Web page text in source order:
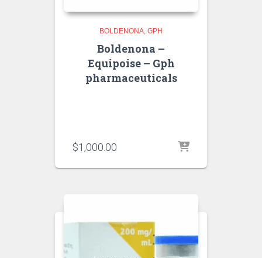
BOLDENONA GPH
Boldenona –
Equipoise – Gph
pharmaceuticals
$1,000.00